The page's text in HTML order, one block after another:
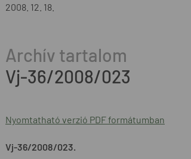
2008. 12. 18.
Vj-36/2008/023
Nyomtatható verzió PDF formátumban
Vj-36/2008/023.